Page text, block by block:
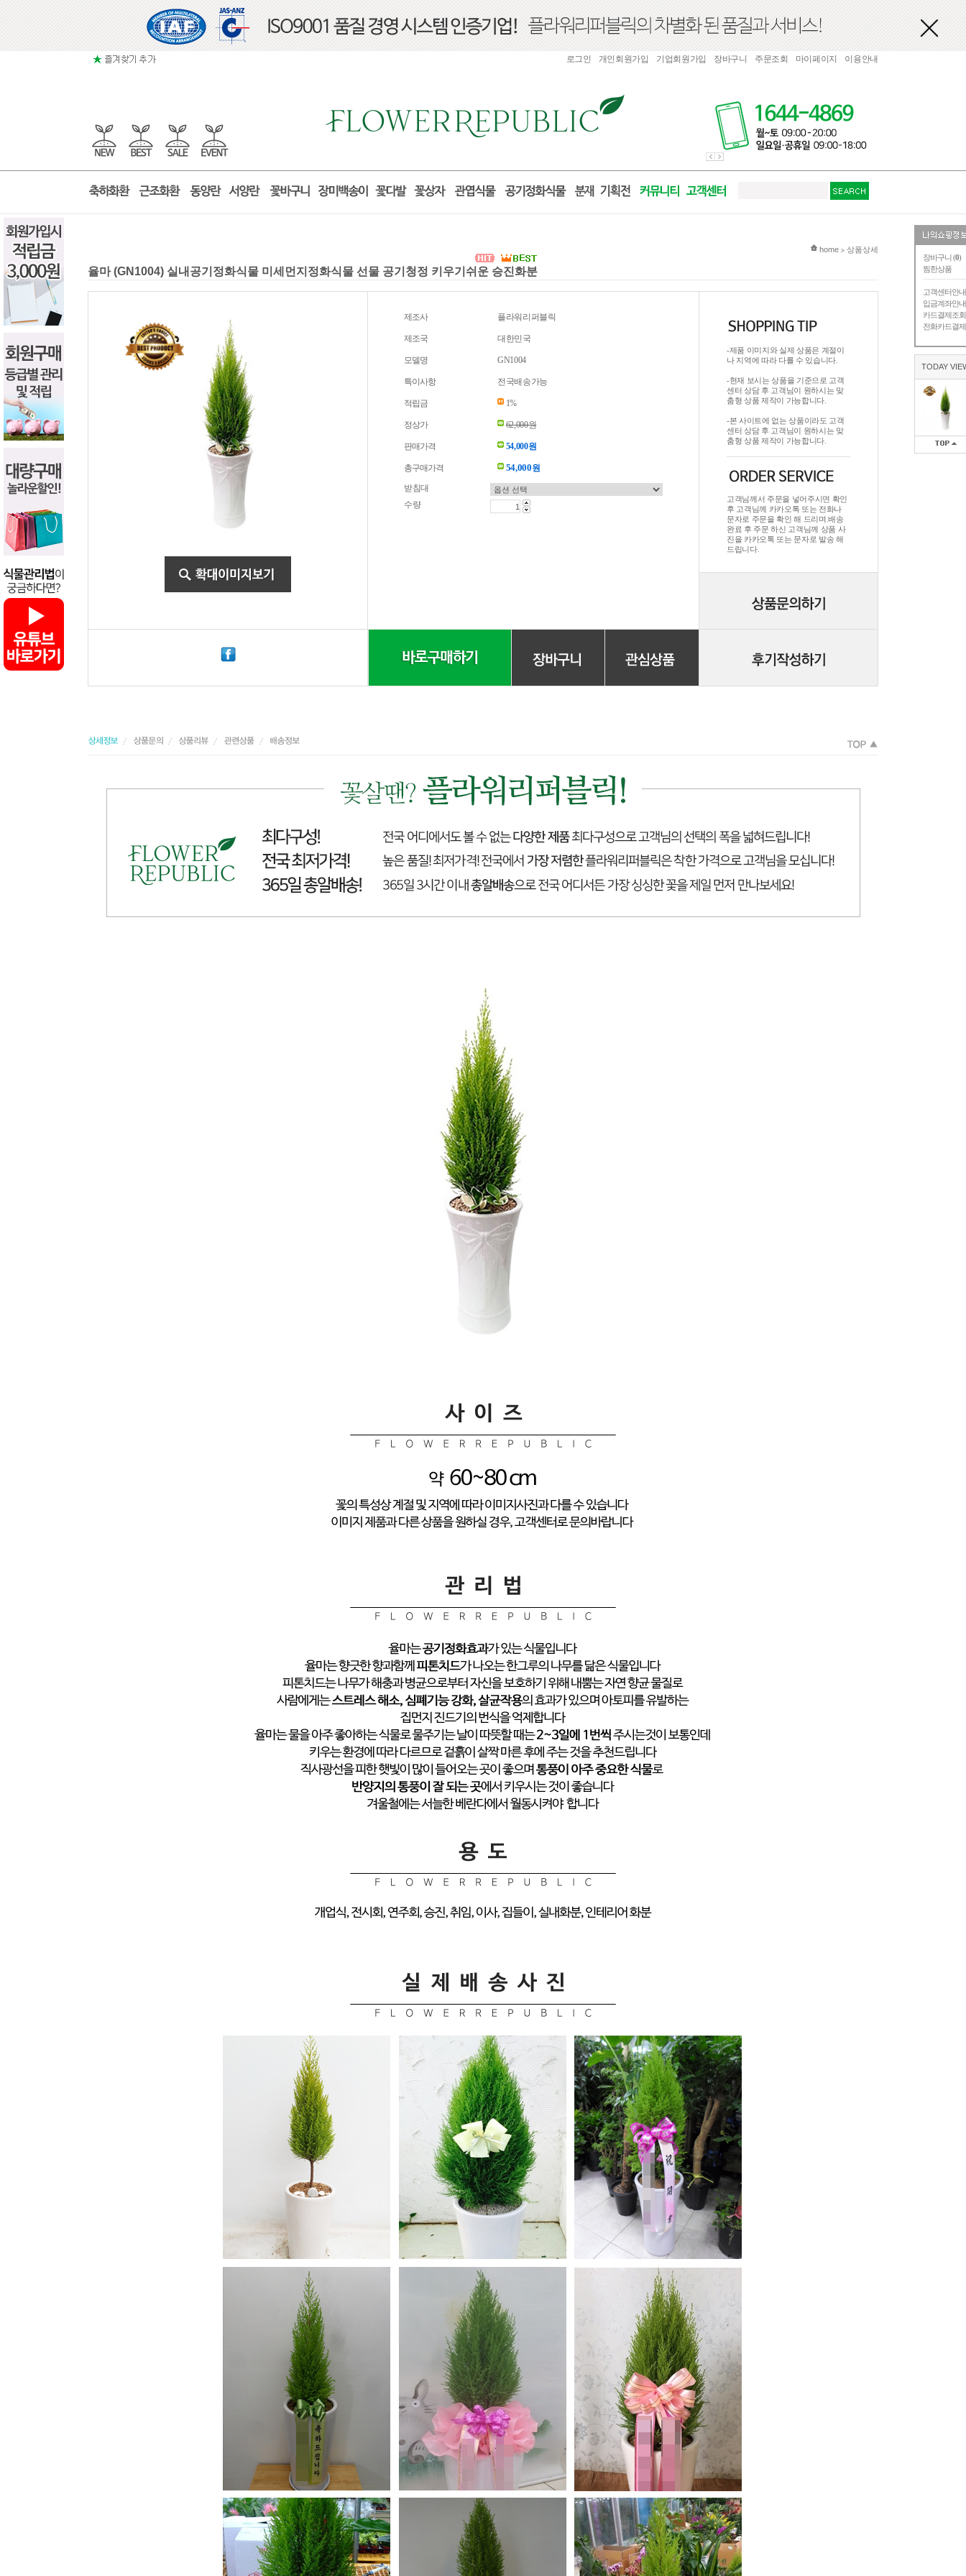
장바구니 (0)
찜한상품
고객센터안내
입금계좌안내
카드결제조회
전화카드결제
TODAY
로그인 개인회원가입 기업회원가입 장바구니 주문조회 마이페이지 이용안내
현재 위치
home > 상품상세
율마 (GN1004) 실내공기정화식물 미세먼지정화식물 선물 공기청정 키우기쉬운 승진화분
제조사 플라워리퍼블릭
제조국 대한민국
모델명 GN1004
특이사항 전국배송가능
적립금 1%
정상가 62,000원
판매가격 54,000원
총구매가격 54,000원
받침대
수량
-제품 이미지와 실제 상품은 계절이
나 지역에 따라 다를 수 있습니다.
-현재 보시는 상품을 기준으로 고객
센터 상담 후 고객님이 원하시는 맞
춤형 상품 제작이 가능합니다.
-본 사이트에 없는 상품이라도 고객
센터 상담 후 고객님이 원하시는 맞
춤형 상품 제작이 가능합니다.
고객님께서 주문을 넣어주시면 확인
후 고객님께 카카오톡 또는 전화나
문자로 주문을 확인 해 드리며.배송
완료 후 주문 하신 고객님께 상품 사
진을 카카오톡 또는 문자로 발송 해
드립니다.